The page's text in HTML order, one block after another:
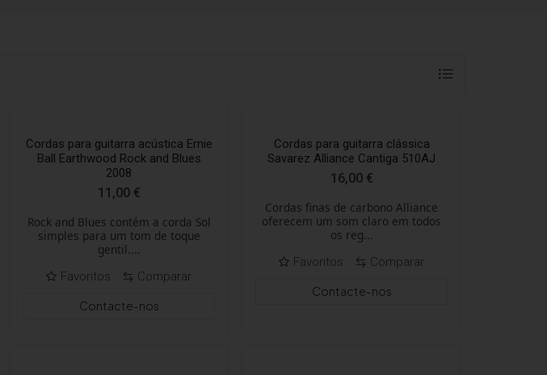
Cordas para guitarra acústica Ernie
Ball Earthwood Rock and Blues
2008
11,00 €
Rock and Blues contém a corda Sol
simples para um tom de toque
gentil....
Favoritos
Comparar
Contacte-nos
Cordas para guitarra clássica
Savarez Alliance Cantiga 510AJ
16,00 €
Cordas finas de carbono Alliance
oferecem um som claro em todos
os reg...
Favoritos
Comparar
Contacte-nos